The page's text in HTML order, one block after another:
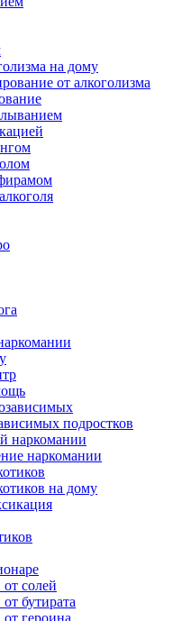
на дому
от алкоголизма
подростков
наркомании
наркомании
на дому
солей
бутирата
героина